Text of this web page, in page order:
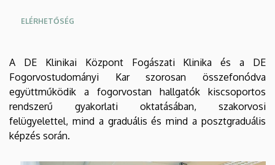
ELÉRHETŐSÉG
A DE Klinikai Központ Fogászati Klinika és a DE
Fogorvostudományi Kar szorosan összefonódva
együttműködik a fogorvostan hallgatók kiscsoportos
rendszerű gyakorlati oktatásában, szakorvosi
felügyelettel, mind a graduális és mind a posztgraduális
képzés során.